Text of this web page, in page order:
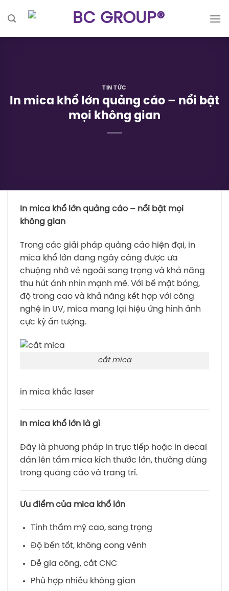
TIN TỨC
In mica khổ lớn quảng cáo – nổi bật
mọi không gian
In mica khổ lớn quảng cáo – nổi bật mọi
không gian
Trong các giải pháp quảng cáo hiện đại, in
mica khổ lớn đang ngày càng được ưa
chuộng nhờ vẻ ngoài sang trọng và khả năng
thu hút ánh nhìn mạnh mẽ. Với bề mặt bóng,
độ trong cao và khả năng kết hợp với công
nghệ in UV, mica mang lại hiệu ứng hình ảnh
cực kỳ ấn tượng.
cắt mica
in mica khắc laser
In mica khổ lớn là gì
Đây là phương pháp in trực tiếp hoặc in decal
dán lên tấm mica kích thước lớn, thường dùng
trong quảng cáo và trang trí.
Ưu điểm của mica khổ lớn
Tính thẩm mỹ cao, sang trọng
Độ bền tốt, không cong vênh
Dễ gia công, cắt CNC
Phù hợp nhiều không gian